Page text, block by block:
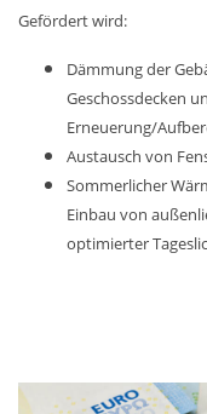
Gefördert wird:
Dämmung der
Geschossdecken
Erneuerung/
Austausch von
Sommerlicher
Einbau von
optimierter